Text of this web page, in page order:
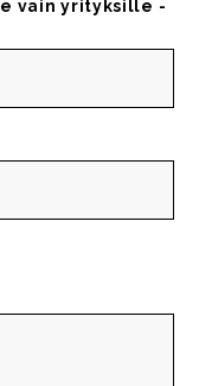
vain yrityksille -